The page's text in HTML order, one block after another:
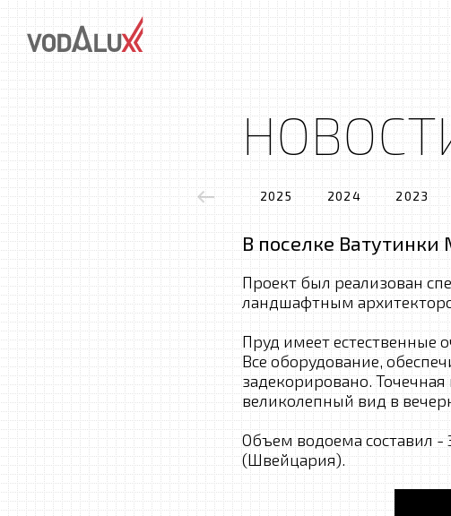
2025 2024 2023
В поселке Ватутинки
Проект был реализован
ландшафтным
Пруд имеет естественные
Все оборудование,
задекорировано.
великолепный вид в
Объем водоема составил -
(Швейцария).